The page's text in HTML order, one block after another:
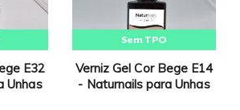
E32
Unhas
Sem TPO
Verniz Gel Cor Bege E14
- Naturnails para Unhas